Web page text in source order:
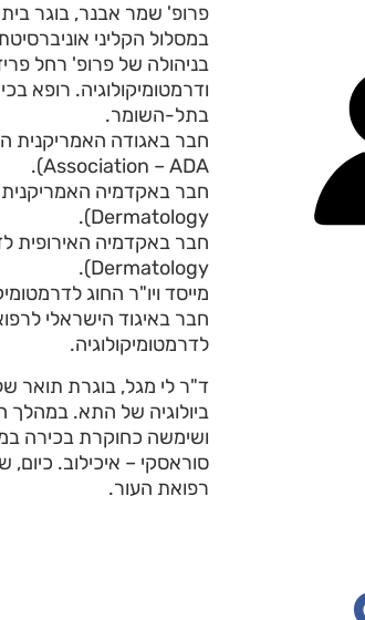
פרופ' שמר אבנר, בוגר
במסלול הקליני
בניהולה של פרופ' רחל
ודרמטומיקולוגיה. רופא
בתל-השומר.
Association – ADA).
Dermatology).
Dermatology).
מייסד ויו"ר החוג
חבר באיגוד הישראלי
לדרמטומיקולוגיה.
ד"ר לי מגל, בוגרת תואר
ביולוגיה של התא. במהלך
ושימשה כחוקרת בכירה
סוראסקי – איכילוב.
רפואת העור.